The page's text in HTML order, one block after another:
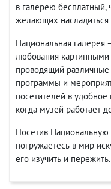
в галерею бесплатный,
желающих насладиться
Национальная галерея
любования
проводящий различные
программы и
посетителей в
когда музей работает
Посетив
погружаетесь в мир
его изучить и пережить.